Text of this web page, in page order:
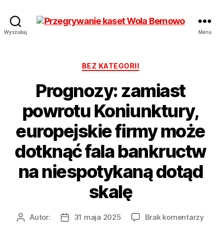
Wyszukaj
Wola
od
17
zł
Hurt
Menu
Kategorie
BEZ KATEGORII
Prognozy: zamiast
powrotu Koniunktury,
europejskie firmy może
dotknąć fala bankructw
na niespotykaną dotąd
skalę
AutorAutor:
Data31 maja 2025 Brak komentarzydo